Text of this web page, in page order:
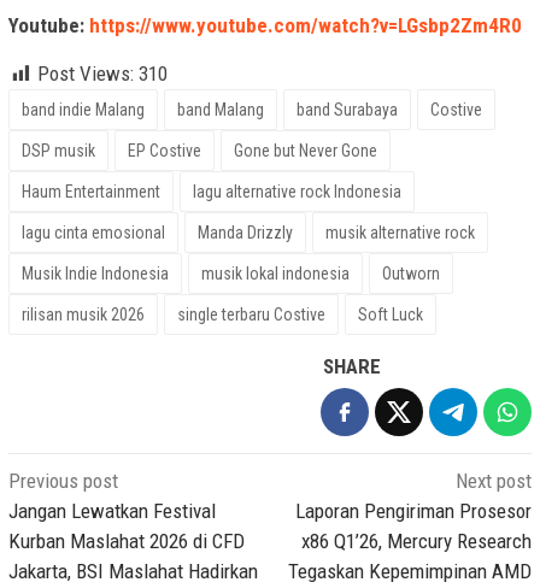
Youtube: https://www.youtube.com/watch?v=LGsbp2Zm4R0
Post Views: 310
band indie Malang band Malang band Surabaya Costive
DSP musik EP Costive Gone but Never Gone
Haum Entertainment lagu alternative rock Indonesia
lagu cinta emosional Manda Drizzly musik alternative rock
Musik Indie Indonesia musik lokal indonesia Outworn
rilisan musik 2026 single terbaru Costive Soft Luck
SHARE
Post
navigation
Previous post
Jangan Lewatkan Festival
Kurban Maslahat 2026 di CFD
Jakarta, BSI Maslahat Hadirkan
Next post
Laporan Pengiriman Prosesor
x86 Q1’26, Mercury Research
Tegaskan Kepemimpinan AMD